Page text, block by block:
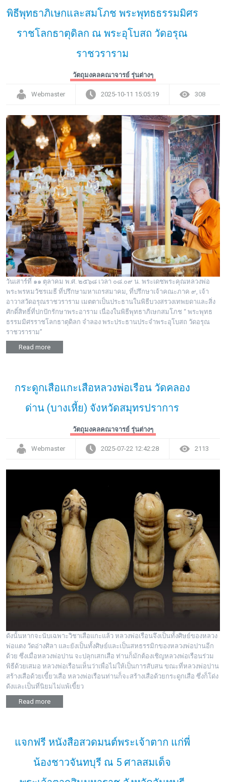
พิธีพุทธาภิเษกและสมโภช พระพุทธธรรมมิศร
ราชโลกธาตุดิลก ณ พระอุโบสถ วัดอรุณ
ราชวราราม
วัตถุมงคลคณาจารย์ รุ่นต่างๆ
Webmaster 2025-10-11 15:05:19 308
วันเสาร์ที่ ๑๑ ตุลาคม พ.ศ. ๒๕๖๘ เวลา ๐๘.๐๙ น. พระเดชพระคุณหลวงพ่อ
พระพรหมวัชรเมธี ที่ปรึกษามหาเถรสมาคม, ที่ปรึกษาเจ้าคณะภาค ๙, เจ้า
อาวาสวัดอรุณราชวราราม เมตตาเป็นประธานในพิธีบวงสรวงเทพยดาและสิ่ง
ศักดิ์สิทธิ์ที่ปกปักรักษาพระอาราม เนื่องในพิธีพุทธาภิเษกสมโภช “ พระพุทธ
ธรรมมิศรราชโลกธาตุดิลก จำลอง พระประธานประจำพระอุโบสถ วัดอรุณ
ราชวราราม”
Read more
กระดูกเสือแกะเสือหลวงพ่อเรือน วัดคลอง
ด่าน (บางเหี้ย) จังหวัดสมุทรปราการ
วัตถุมงคลคณาจารย์ รุ่นต่างๆ
Webmaster 2025-07-22 12:42:28 2113
ดังนั้นหากจะนับเฉพาะวิชาเสือแกะแล้ว หลวงพ่อเรือน​จึงเป็นทั้งศิษย์ของหลวง
พ่อแตง วัดอ่างศิลา และยังเป็นทั้งศิษย์และเป็นสหธรรมิก​ของหลวงพ่อปานอีก
ด้วย ซึ่งเมื่อหลวงพ่อปาน​ จะปลุกเสกเสือ ท่านก็มักต้องเชิญหลวงพ่อเรือนร่วม
พิธีด้วยเสมอ หลวงพ่อเรือน​เห็นว่าเพื่อไม่ให้เป็นการสับสน ขณะที่หลวงพ่อปาน​
สร้างเสือด้วยเขี้ยวเสือ หลวงพ่อเรือน​ท่านก็จะสร้างเสือด้วย​กระดูกเสือ ซึ่งก็โด่ง
ดัง​และเป็นที่นิยมไม่แพ้เขี้ยว
Read more
แจกฟรี หนังสือสวดมนต์พระเจ้าตาก แก่พี่
น้องชาวจันทบุรี ณ 5 ศาลสมเด็จ